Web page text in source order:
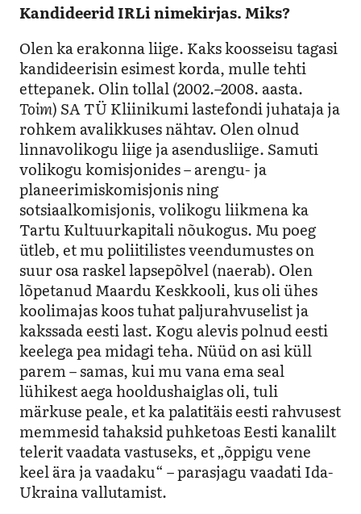
Kandideerid IRLi nimekirjas. Miks?
Olen ka erakonna liige. Kaks koosseisu tagasi
kandideerisin esimest korda, mulle tehti
ettepanek. Olin tollal (2002.–2008. aasta.
Toim) SA TÜ Kliinikumi lastefondi juhataja ja
rohkem avalikkuses nähtav. Olen olnud
linnavolikogu liige ja asendusliige. Samuti
volikogu komisjonides – arengu- ja
planeerimiskomisjonis ning
sotsiaalkomisjonis, volikogu liikmena ka
Tartu Kultuurkapitali nõukogus. Mu poeg
ütleb, et mu poliitilistes veendumustes on
suur osa raskel lapsepõlvel (naerab). Olen
lõpetanud Maardu Keskkooli, kus oli ühes
koolimajas koos tuhat paljurahvuselist ja
kakssada eesti last. Kogu alevis polnud eesti
keelega pea midagi teha. Nüüd on asi küll
parem – samas, kui mu vana ema seal
lühikest aega hooldushaiglas oli, tuli
märkuse peale, et ka palatitäis eesti rahvusest
memmesid tahaksid puhketoas Eesti kanalilt
telerit vaadata vastuseks, et „õppigu vene
keel ära ja vaadaku“ – parasjagu vaadati Ida-
Ukraina vallutamist.